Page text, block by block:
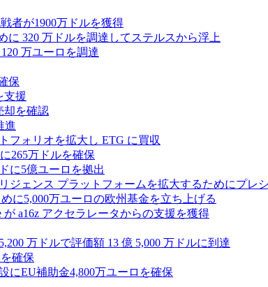
者が1900万ドルを獲得
に 320 万ドルを調達してステルスから浮上
万ユーロを調達
保
支援
却を確認
進
フォリオを拡大し ETG に買収
265万ドルを確保
に5億ユーロを拠出
ジェンス プラットフォームを拡大するためにプレ
に5,000万ユーロの欧州基金を立ち上げる
a16z アクセラレータからの支援を獲得
万ドルで評価額 13 億 5,000 万ドルに到達
確保
にEU補助金4,800万ユーロを確保